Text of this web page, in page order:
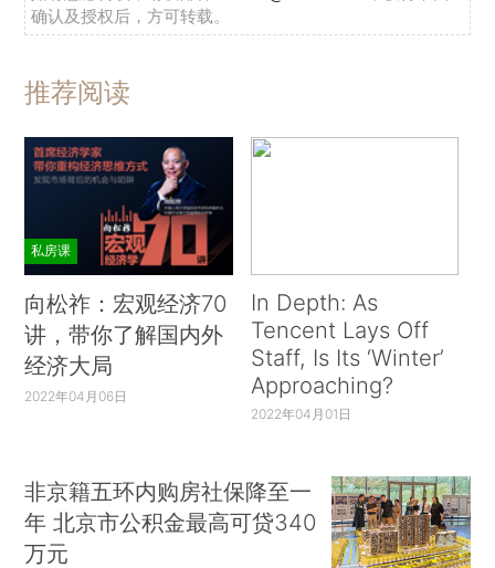
确认及授权后，方可转载。
推荐阅读
私房课
向松祚：宏观经济70
讲，带你了解国内外
经济大局
2022年04月06日
In Depth: As
Tencent Lays Off
Staff, Is Its ‘Winter’
Approaching?
2022年04月01日
非京籍五环内购房社保降至一
年 北京市公积金最高可贷340
万元